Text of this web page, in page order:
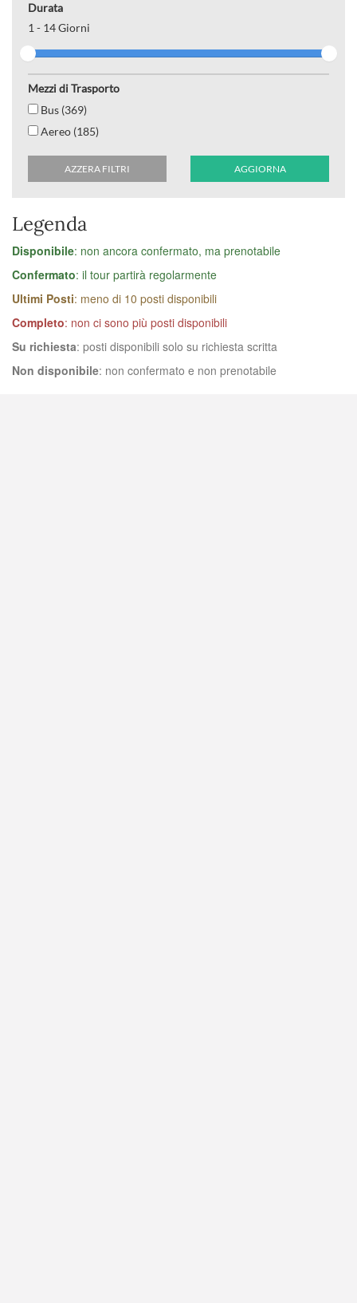
Durata
1- 14Giorni
Mezzi di Trasporto
Bus (369)
Aereo (185)
AZZERA FILTRI AGGIORNA
Legenda
Disponibile: non ancora confermato, ma prenotabile
Confermato: il tour partirà regolarmente
Ultimi Posti: meno di 10 posti disponibili
Completo: non ci sono più posti disponibili
Su richiesta: posti disponibili solo su richiesta scritta
Non disponibile: non confermato e non prenotabile